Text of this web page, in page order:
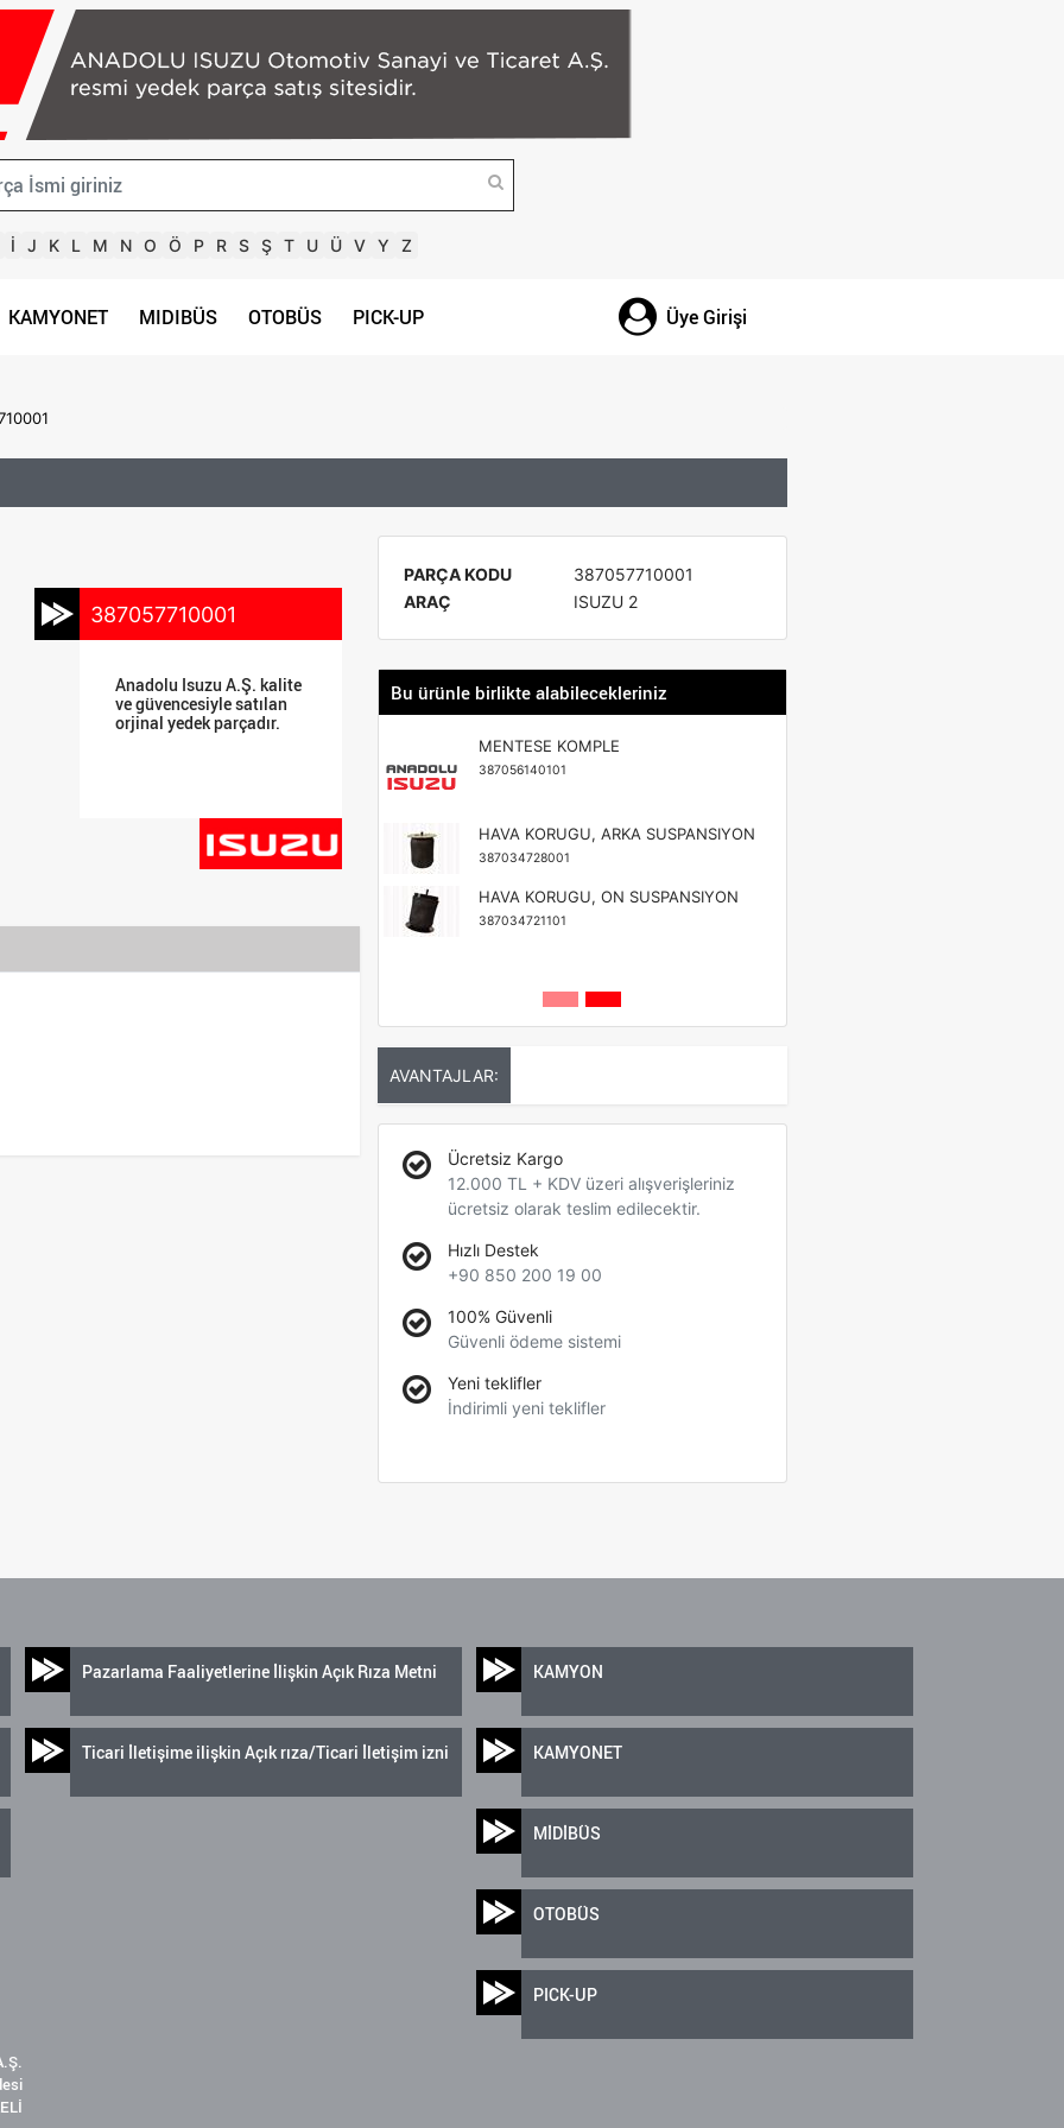
İ J K L M N O Ö P R S Ş T U Ü V Y Z
KAMYONET MIDIBÜS OTOBÜS PICK-UP Üye Girişi
387057710001
Anadolu Isuzu A.Ş. kalite
ve güvencesiyle satılan
orjinal yedek parçadır.
PARÇA KODU
387057710001
ARAÇ
ISUZU 2
Bu ürünle birlikte alabilecekleriniz
MENTESE KOMPLE
387056140101
HAVA KORUGU, ARKA SUSPANSIYON
387034728001
HAVA KORUGU, ON SUSPANSIYON
387034721101
AVANTAJLAR:
Ücretsiz Kargo
12.000 TL + KDV üzeri alışverişleriniz
ücretsiz olarak teslim edilecektir.
Hızlı Destek
+90 850 200 19 00
100% Güvenli
Güvenli ödeme sistemi
Yeni teklifler
İndirimli yeni teklifler
Pazarlama Faaliyetlerine İlişkin Açık Rıza Metni
Ticari İletişime ilişkin Açık rıza/Ticari İletişim izni
KAMYON
KAMYONET
MİDİBÜS
OTOBÜS
PICK-UP